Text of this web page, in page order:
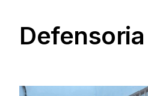
Defensoria